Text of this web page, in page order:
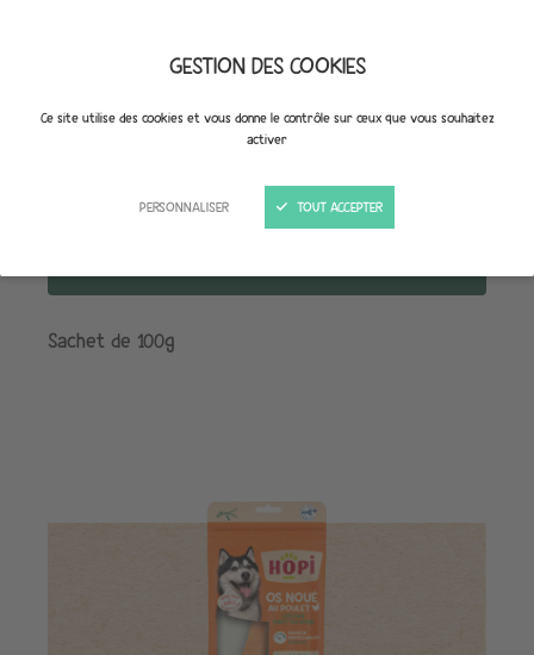
GESTION DES COOKIES
Ce site utilise des cookies et vous donne le contrôle sur ceux que vous souhaitez
activer
PERSONNALISER TOUT ACCEPTER
Sachet de 100g